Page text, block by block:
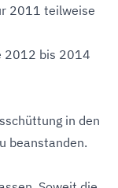
2011 teilweise
2012 bis 2014
in den
beanstanden.